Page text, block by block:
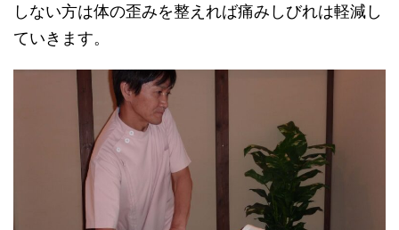
しない方は体の歪みを整えれば痛みしびれは軽減し
ていきます。